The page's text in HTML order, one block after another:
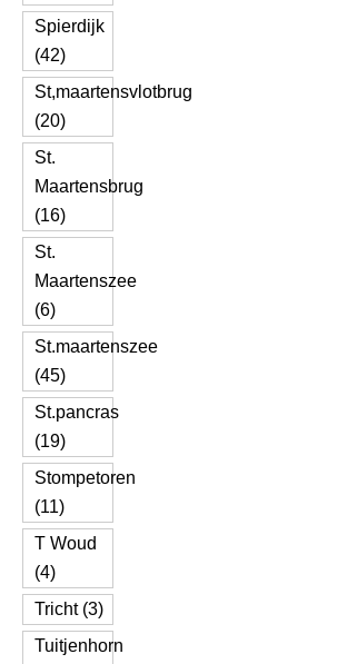
Spierdijk
(42)
St,maartensvlotbrug
(20)
St.
Maartensbrug
(16)
St.
Maartenszee
(6)
St.maartenszee
(45)
St.pancras
(19)
Stompetoren
(11)
T Woud
(4)
Tricht (3)
Tuitjenhorn